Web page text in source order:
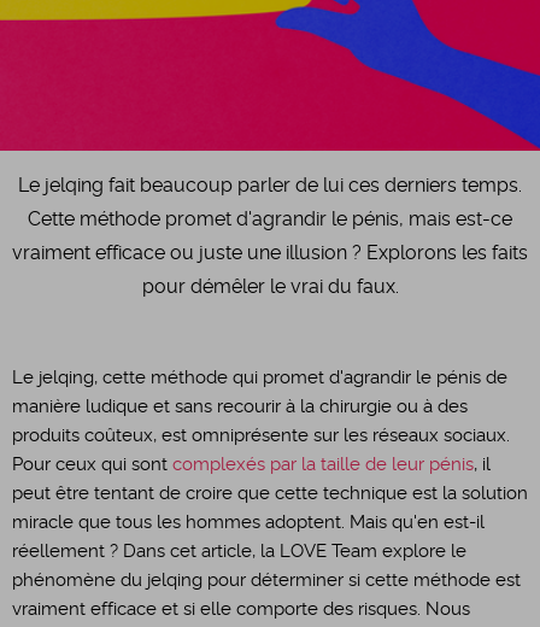
Le jelqing fait beaucoup parler de lui ces derniers temps.
Cette méthode promet d'agrandir le pénis, mais est-ce
vraiment efficace ou juste une illusion ? Explorons les faits
pour démêler le vrai du faux.
Le jelqing, cette méthode qui promet d'agrandir le pénis de
manière ludique et sans recourir à la chirurgie ou à des
produits coûteux, est omniprésente sur les réseaux sociaux.
Pour ceux qui sont complexés par la taille de leur pénis, il
peut être tentant de croire que cette technique est la solution
miracle que tous les hommes adoptent. Mais qu'en est-il
réellement ? Dans cet article, la LOVE Team explore le
phénomène du jelqing pour déterminer si cette méthode est
vraiment efficace et si elle comporte des risques. Nous